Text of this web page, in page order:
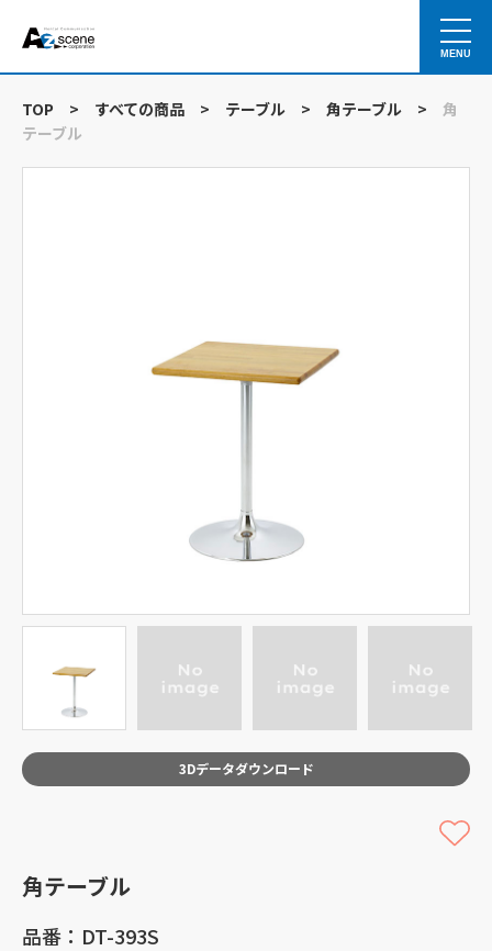
MENU
TOP > すべての商品 > テーブル > 角テーブル >
角
テーブル
3Dデータダウンロード
角テーブル
品番：DT-393S